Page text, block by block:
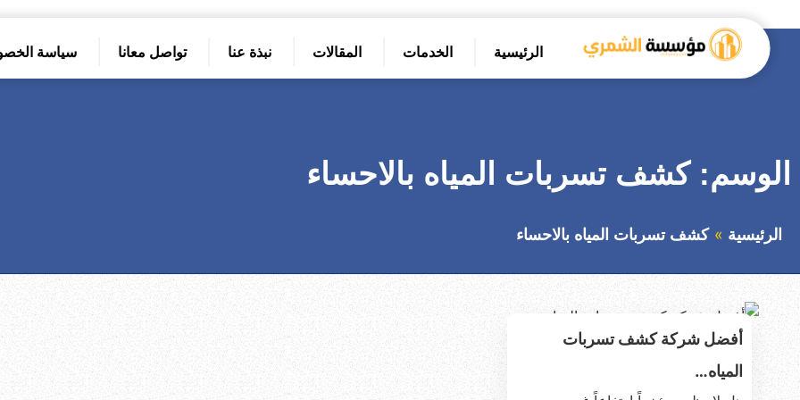
المحتوى
الرئيسية الخدمات المقالات نبذة عنا تواصل معانا سياسة
الوسم:كشف تسربات المياه بالاحساء
الرئيسية كشف تسربات المياه بالاحساء
أفضل شركة كشف تسربات
المياه…